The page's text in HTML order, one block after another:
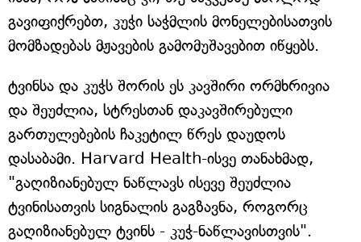
გავიფიქრებთ, კუჭი საჭმლის მონელებისათვის
მომზადებას მჟავების გამომუშავებით იწყებს.
ტვინსა და კუჭს შორის ეს კავშირი ორმხრივია
და შეუძლია, სტრესთან დაკავშირებული
გართულებების ჩაკეტილ წრეს დაუდოს
დასაბამი. Harvard Health-ისვე თანახმად,
"გაღიზიანებულ ნაწლავს ისევე შეუძლია
ტვინისათვის სიგნალის გაგზავნა, როგორც
გაღიზიანებულ ტვინს - კუჭ-ნაწლავისთვის".